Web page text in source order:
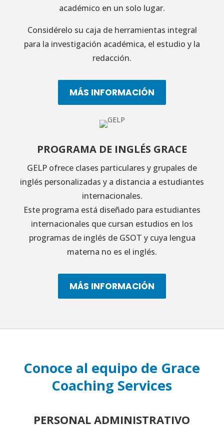
académico en un solo lugar.
Considérelo su caja de herramientas integral
para la investigación académica, el estudio y la
redacción.
MÁS INFORMACIÓN
PROGRAMA DE INGLÉS GRACE
GELP ofrece clases particulares y grupales de
inglés personalizadas y a distancia a estudiantes
internacionales.
Este programa está diseñado para estudiantes
internacionales que cursan estudios en los
programas de inglés de GSOT y cuya lengua
materna no es el inglés.
MÁS INFORMACIÓN
Conoce al equipo de Grace
Coaching Services
PERSONAL ADMINISTRATIVO